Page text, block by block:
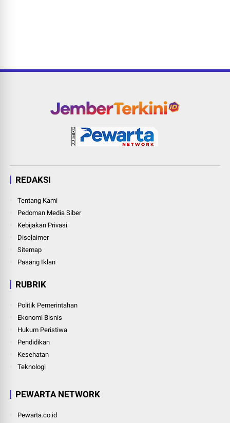
REDAKSI
Tentang Kami
Pedoman Media Siber
Kebijakan Privasi
Disclaimer
Sitemap
Pasang Iklan
RUBRIK
Politik Pemerintahan
Ekonomi Bisnis
Hukum Peristiwa
Pendidikan
Kesehatan
Teknologi
PEWARTA NETWORK
Pewarta.co.id